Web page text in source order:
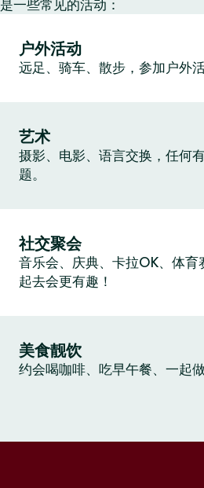
是一些常见的活动：
户外活动
远足、骑车、散步，参加户外活
艺术
摄影、电影、语言交换，任何
题。
社交聚会
音乐会、庆典、卡拉OK、体育
起去会更有趣！
美食靓饮
约会喝咖啡、吃早午餐、一起